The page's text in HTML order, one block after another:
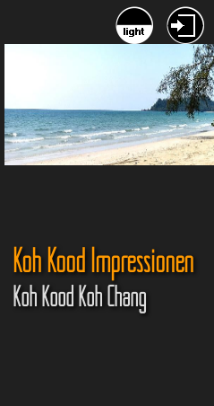
Koh Kood Impressionen
Koh Kood Koh Chang